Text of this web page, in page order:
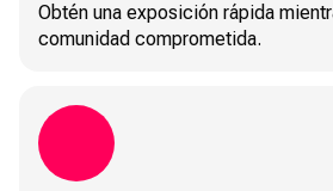
Obtén una exposición rápida
comunidad comprometida.